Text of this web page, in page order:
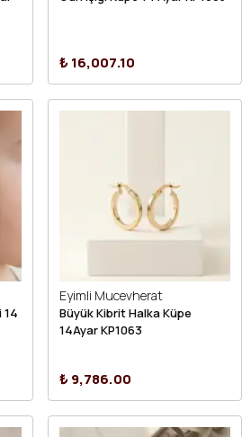
₺ 16,007.10
14
Eyimli Mucevherat
Büyük Kibrit Halka Küpe
14Ayar KP1063
₺ 9,786.00